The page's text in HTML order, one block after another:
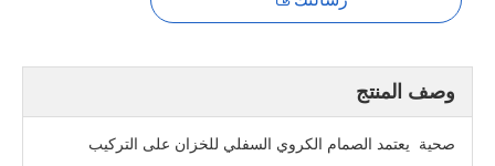
وصف المنتج
صحية يعتمد الصمام الكروي السفلي للخزان على التركيب